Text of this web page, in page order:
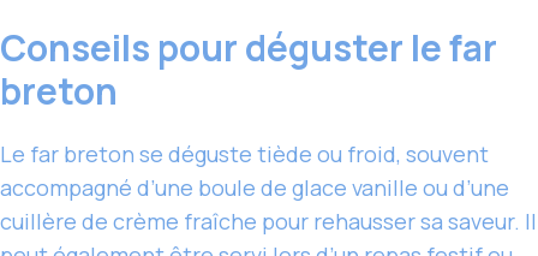
Conseils pour déguster le far
breton
Le far breton se déguste tiède ou froid, souvent
accompagné d’une boule de glace vanille ou d’une
cuillère de crème fraîche pour rehausser sa saveur. Il